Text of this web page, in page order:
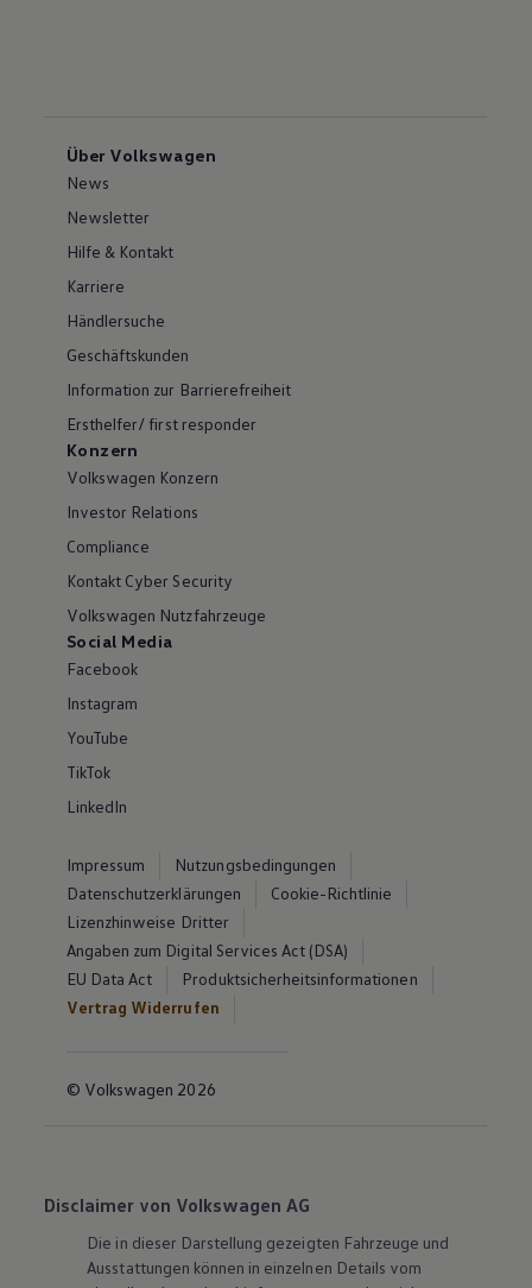
Über Volkswagen
News
Newsletter
Hilfe & Kontakt
Karriere
Händlersuche
Geschäftskunden
Information zur Barrierefreiheit
Ersthelfer/ first responder
Konzern
Volkswagen Konzern
Investor Relations
Compliance
Kontakt Cyber Security
Volkswagen Nutzfahrzeuge
Social Media
Facebook
Instagram
YouTube
TikTok
LinkedIn
Impressum
Nutzungsbedingungen
Datenschutzerklärungen
Cookie-Richtlinie
Lizenzhinweise Dritter
Angaben zum Digital Services Act (DSA)
EU Data Act
Produktsicherheitsinformationen
Vertrag Widerrufen
© Volkswagen 2026
Disclaimer von Volkswagen AG
Die in dieser Darstellung gezeigten Fahrzeuge und
Ausstattungen können in einzelnen Details vom